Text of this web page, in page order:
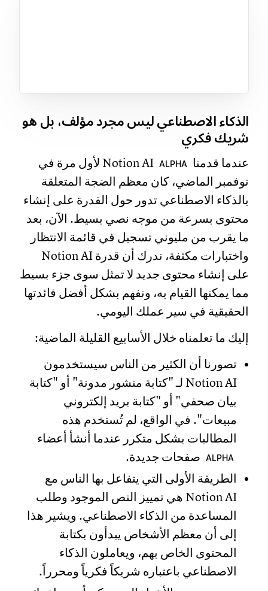
الذكاء الاصطناعي ليس مجرد مؤلف، بل هو
شريك فكري
عندما قدمنا Notion AI ALPHA
لأول مرة في
نوفمبر الماضي، كان معظم الضجة المتعلقة
بالذكاء الاصطناعي تدور حول القدرة على إنشاء
محتوى بسرعة من موجه نصي بسيط. الآن، بعد
ما يقرب من مليوني تسجيل في قائمة الانتظار
واختبارات مكثفة، ندرك أن قدرة Notion AI
على إنشاء محتوى جديد لا تمثل سوى جزء بسيط
مما يمكنها القيام به، ونفهم بشكل أفضل فائدتها
الحقيقية في سير عملك اليومي.
إليك ما تعلمناه خلال الأسابيع القليلة الماضية:
تصورنا أن الكثير من الناس سيستخدمون
Notion AI لـ "كتابة منشور مدونة" أو "كتابة
بيان صحفي" أو "كتابة بريد إلكتروني
مبيعات". في الواقع، لم تُستخدم هذه
المطالبات بشكل متكرر عندما أنشأ أعضاء
ALPHA صفحات جديدة.
الطريقة الأولى التي يتفاعل بها الناس مع
Notion AI هي تمييز النص الموجود وطلب
المساعدة من الذكاء الاصطناعي. ويشير هذا
إلى أن معظم الأشخاص يبدأون بكتابة
المحتوى الخاص بهم، ويعاملون الذكاء
الاصطناعي باعتباره شريكاً فكرياً ومحرراً.